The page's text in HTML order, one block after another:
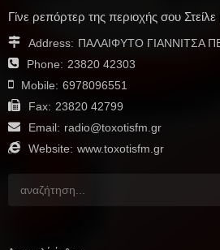
Γίνε ρεπόρτερ της περιοχής σου
Address: ΠΑΛΑΙΦΥΤΟ ΓΙΑΝΝΙΤΣΑ
Phone: 23820 42303
Mobile: 6978096551
Fax: 23820 42799
Email: radio@toxotisfm.gr
Website: www.toxotisfm.gr